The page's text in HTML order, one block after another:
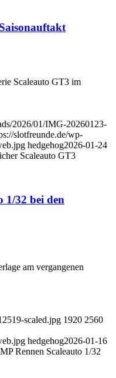
Scaleauto GT3 im
2026/01/IMG-20260123-
slotfreunde.de/wp-
hedgehog2026-01-24
Scaleauto GT3
1/32 bei den
am vergangenen
scaled.jpg 1920 2560
hedgehog2026-01-16
Rennen Scaleauto 1/32